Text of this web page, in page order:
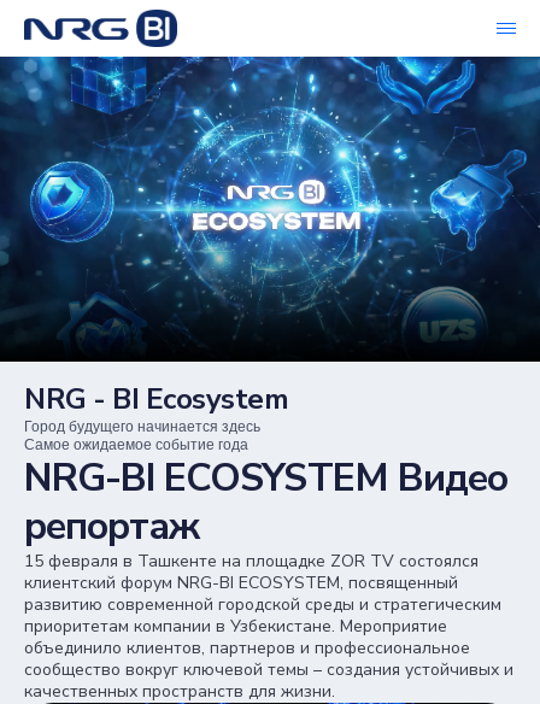
NRG - BI Ecosystem
Город будущего начинается здесь
Самое ожидаемое событие года
NRG-BI ECOSYSTEM Видео
репортаж
15 февраля в Ташкенте на площадке ZOR TV состоялся
клиентский форум NRG-BI ECOSYSTEM, посвященный
развитию современной городской среды и стратегическим
приоритетам компании в Узбекистане. Мероприятие
объединило клиентов, партнеров и профессиональное
сообщество вокруг ключевой темы – создания устойчивых и
качественных пространств для жизни.